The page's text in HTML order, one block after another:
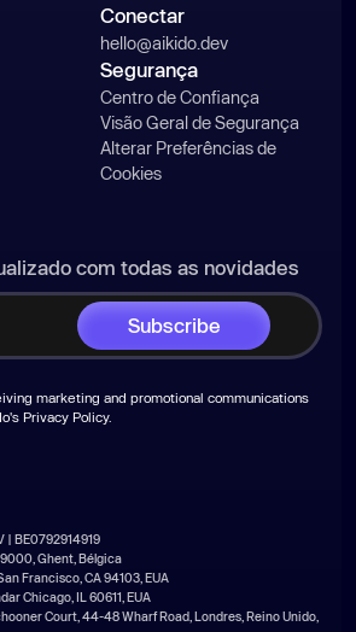
Conectar
hello@aikido.dev
Segurança
Centro de Confiança
Visão Geral de Segurança
Alterar Preferências de
Cookies
com todas as novidades
marketing and promotional communications
Privacy Policy.
BE0792914919
Ghent, Bélgica
Francisco, CA 94103, EUA
Chicago, IL 60611, EUA
Court, 44-48 Wharf Road, Londres, Reino Unido,